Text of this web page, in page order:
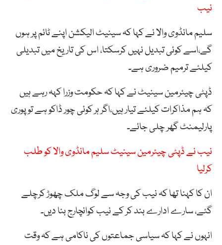
نیب
سلیم مانڈوی والا نے کہا کہ سینیٹ الیکشن اپنے ٹائم پر ہوں
گے،اسے کوئی تبدیل نہیں کرسکتا، اس کی تاریخ میں تبدیلی
کیلئے ترمیم ضروری ہے۔
ڈپٹی چیئرمین سینیٹ نے کہا کہ حکومت وزرا کہہ رہے ہیں
کہ ہم مذاکرات کیلئے تیار ہیں،اگر ہر کوئی چور ڈاکو ہے تو پوری
پارلیمنٹ گھر چلی جائے۔
نیب نے ڈپٹی چیئرمین سینیٹ سلیم مانڈوی والا کو طلب
کرلیا
ان کا کہنا تھا کہ نیب کی وجہ سے لوگ ملک چھوڑ کرچلے
گئے، سارے ادارے بند کر کے نیب کوانچارج بنا دیں۔
انہوں نے کہا کہ سیاسی جماعتوں کی ناکامی ہے کہ وقت